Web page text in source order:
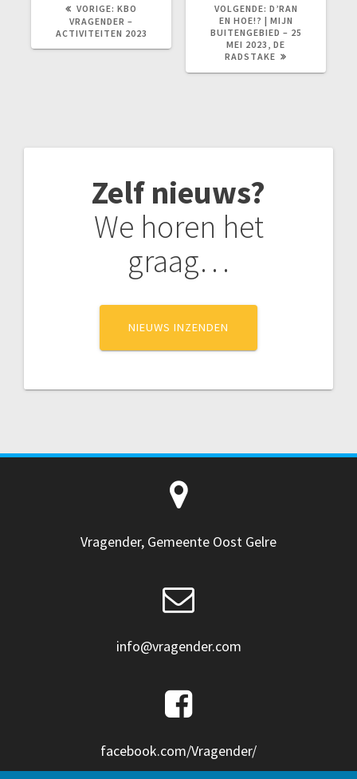
VORIGE: VORIG
BERICHT:
KBO
VRAGENDER –
ACTIVITEITEN 2023
VOLGENDE: VOLGEND
BERICHT:
D’RAN
EN HOE!? | MIJN
BUITENGEBIED – 25
MEI 2023, DE
RADSTAKE
Zelf nieuws?
We horen het
graag…
NIEUWS INZENDEN
Vragender, Gemeente Oost Gelre
info@vragender.com
facebook.com/Vragender/